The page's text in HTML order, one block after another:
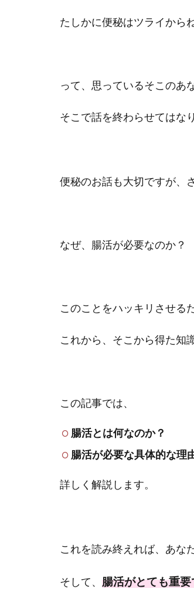
たしかに便秘はツライから
って、思っているそこのあ
そこで話を終わらせてはな
便秘のお話も大切ですが、
なぜ、腸活が必要なのか？
このことをハッキリさせる
これから、そこから得た知
この記事では、
腸活とは何なのか？
腸活が必要な具体的な理
詳しく解説します。
これを読み終えれば、あな
そして、 腸活がとても重